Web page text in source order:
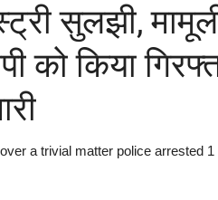
सुलझी,
को किया
a trivial matter police arrested